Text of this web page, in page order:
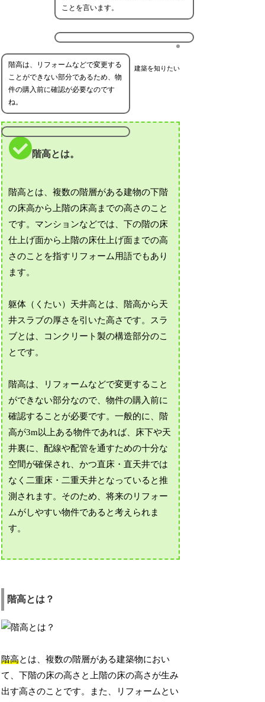
ことを言います。
建築を知りたい
階高は、リフォームなどで変更する
ことができない部分であるため、物
件の購入前に確認が必要なのです
ね。
階高とは。
階高とは、複数の階層がある建物の下階
の床高から上階の床高までの高さのこと
です。マンションなどでは、下の階の床
仕上げ面から上階の床仕上げ面までの高
さのことを指すリフォーム用語でもあり
ます。
躯体（くたい）天井高とは、階高から天
井スラブの厚さを引いた高さです。スラ
ブとは、コンクリート製の構造部分のこ
とです。
階高は、リフォームなどで変更すること
ができない部分なので、物件の購入前に
確認することが必要です。一般的に、階
高が3m以上ある物件であれば、床下や天
井裏に、配線や配管を通すための十分な
空間が確保され、かつ直床・直天井では
なく二重床・二重天井となっていると推
測されます。そのため、将来のリフォー
ムがしやすい物件であると考えられま
す。
階高とは？
階高とは、複数の階層がある建築物におい
て、下階の床の高さと上階の床の高さが生み
出す高さのことです。また、リフォームとい